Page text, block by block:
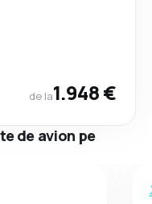
de la1.948 €
de avion pe